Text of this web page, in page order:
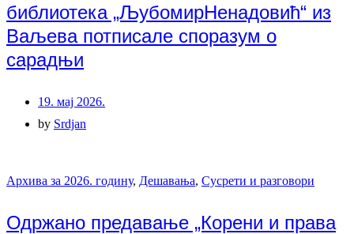
библиотека „ЉубомирНенадовић“ из
Ваљева потписале споразум о
сарадњи
19. мај 2026.
by Srdjan
Архива за 2026. годину, Дешавања, Сусрети и разговори
Одржано предавање „Корени и права